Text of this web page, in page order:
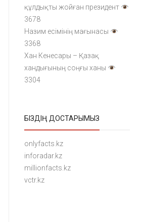
құлдықты жойған президент
3678
Назим есімінің мағынасы
3368
Хан Кенесары – Қазақ
хандығының соңғы ханы
3304
БІЗДІҢ ДОСТАРЫМЫЗ
onlyfacts.kz
inforadar.kz
millionfacts.kz
vctr.kz